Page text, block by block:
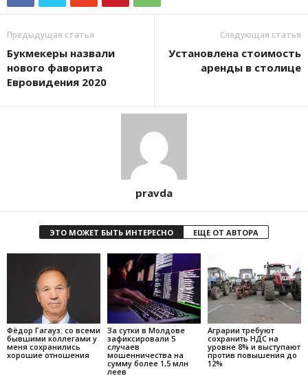
Предыдущая статья
Букмекеры назвали
нового фаворита
Евровидения 2020
Следующая статья
Установлена стоимость
аренды в столице
pravda
ЭТО МОЖЕТ БЫТЬ ИНТЕРЕСНО ЕЩЕ ОТ АВТОРА
Фёдор Гагауз: со всеми
бывшими коллегами у
меня сохранились
хорошие отношения
За сутки в Молдове
зафиксировали 5
случаев
мошенничества на
сумму более 1,5 млн
леев
Аграрии требуют
сохранить НДС на
уровне 8% и выступают
против повышения до
12%